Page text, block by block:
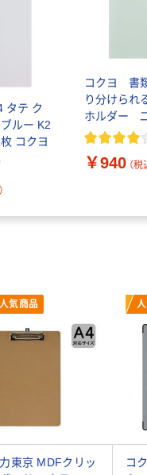
タテ ク
ルー K2
コクヨ
コクヨ 書
り分けられ
ホルダー
バインダー
ン ヨハ-
￥940 （税
人気商品
東京 MDFクリッ
コ